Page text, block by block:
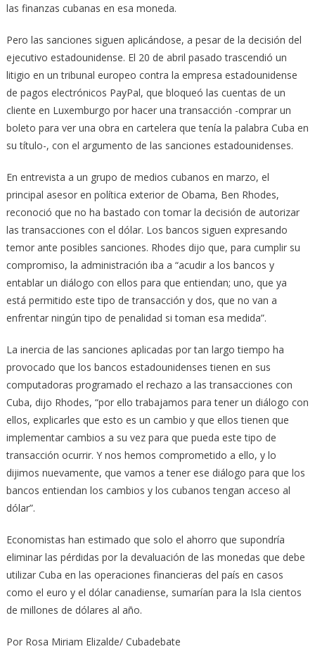
las finanzas cubanas en esa moneda.
Pero las sanciones siguen aplicándose, a pesar de la decisión del
ejecutivo estadounidense. El 20 de abril pasado trascendió un
litigio en un tribunal europeo contra la empresa estadounidense
de pagos electrónicos PayPal, que bloqueó las cuentas de un
cliente en Luxemburgo por hacer una transacción -comprar un
boleto para ver una obra en cartelera que tenía la palabra Cuba en
su título-, con el argumento de las sanciones estadounidenses.
En entrevista a un grupo de medios cubanos en marzo, el
principal asesor en política exterior de Obama, Ben Rhodes,
reconoció que no ha bastado con tomar la decisión de autorizar
las transacciones con el dólar. Los bancos siguen expresando
temor ante posibles sanciones. Rhodes dijo que, para cumplir su
compromiso, la administración iba a “acudir a los bancos y
entablar un diálogo con ellos para que entiendan; uno, que ya
está permitido este tipo de transacción y dos, que no van a
enfrentar ningún tipo de penalidad si toman esa medida”.
La inercia de las sanciones aplicadas por tan largo tiempo ha
provocado que los bancos estadounidenses tienen en sus
computadoras programado el rechazo a las transacciones con
Cuba, dijo Rhodes, “por ello trabajamos para tener un diálogo con
ellos, explicarles que esto es un cambio y que ellos tienen que
implementar cambios a su vez para que pueda este tipo de
transacción ocurrir. Y nos hemos comprometido a ello, y lo
dijimos nuevamente, que vamos a tener ese diálogo para que los
bancos entiendan los cambios y los cubanos tengan acceso al
dólar”.
Economistas han estimado que solo el ahorro que supondría
eliminar las pérdidas por la devaluación de las monedas que debe
utilizar Cuba en las operaciones financieras del país en casos
como el euro y el dólar canadiense, sumarían para la Isla cientos
de millones de dólares al año.
Por Rosa Miriam Elizalde/ Cubadebate